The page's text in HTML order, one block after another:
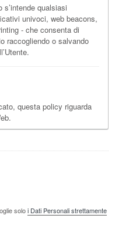
qualsiasi
univoci, web beacons,
- che consenta di
raccogliendo o salvando
questa policy riguarda
soloi Dati Personali strettamente